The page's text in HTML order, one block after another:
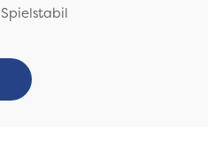
Spielstabil